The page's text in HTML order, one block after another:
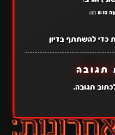
כדי להשתתף בדיון
תגובה
תגובה.